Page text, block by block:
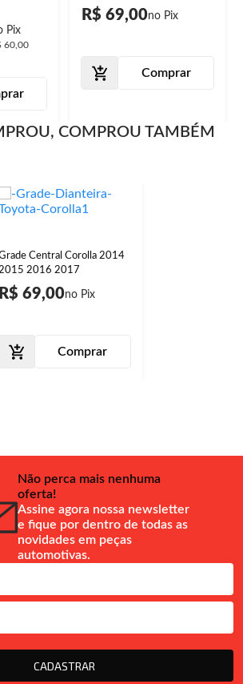
60,00
R$ 69,00
Comprar
COMPROU TAMBÉM
Central Corolla 2014
2016 2017
R$ 69,00
Comprar
Não perca mais nenhuma
oferta!
Assine agora nossa newsletter
e fique por dentro de todas as
novidades em peças
automotivas.
CADASTRAR